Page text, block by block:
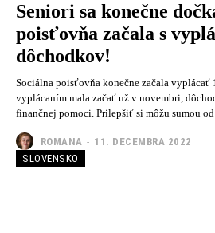
Seniori sa konečne
poisťovňa začala s
dôchodkov!
Sociálna poisťovňa konečne začala vyplácať
vyplácaním mala začať už v novembri,
finančnej pomoci. Prilepšiť si môžu sumou
ROMANA - 11. DECEMBRA 2022
SLOVENSKO